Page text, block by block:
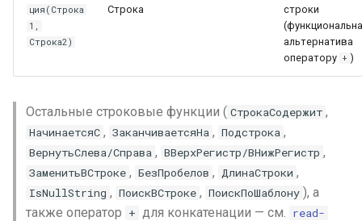
ция(Строка
1,
Строка2)
Строка
строки
альтернатива
оператору + )
Остальные строковые функции ( СтрокаСодержит ,
НачинаетсяС , ЗаканчиваетсяНа , Подстрока ,
ВернутьСлева/Справа , ВВерхРегистр/ВНижРегистр ,
ЗаменитьВСтроке , БезПробелов , ДлинаСтроки ,
IsNullString , ПоискВСтроке , ПоискПоШаблону ), а
также оператор + для конкатенации — см. read-